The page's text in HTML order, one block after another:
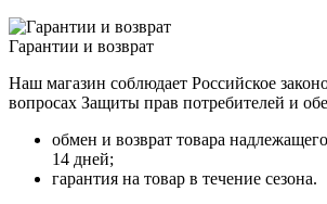
Гарантии и возврат
Наш магазин соблюдает Российское
вопросах Защиты прав потребителей и
обмен и возврат товара
14 дней;
гарантия на товар в течение сезона.